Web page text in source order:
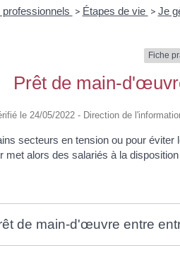
> Étapes de vie > Je
Fiche
Prêt de main-
le 24/05/2022 - Direction de
secteurs en tension ou pour
alors des salariés à la
de main-d'œuvre entre